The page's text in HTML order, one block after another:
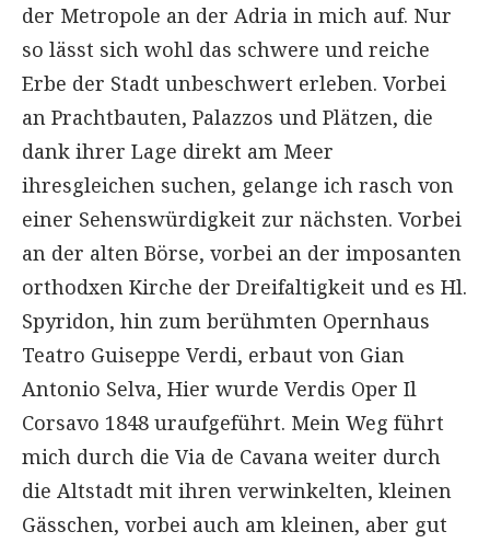
der Metropole an der Adria in mich auf. Nur
so lässt sich wohl das schwere und reiche
Erbe der Stadt unbeschwert erleben. Vorbei
an Prachtbauten, Palazzos und Plätzen, die
dank ihrer Lage direkt am Meer
ihresgleichen suchen, gelange ich rasch von
einer Sehenswürdigkeit zur nächsten. Vorbei
an der alten Börse, vorbei an der imposanten
orthodxen Kirche der Dreifaltigkeit und es Hl.
Spyridon, hin zum berühmten Opernhaus
Teatro Guiseppe Verdi, erbaut von Gian
Antonio Selva, Hier wurde Verdis Oper Il
Corsavo 1848 uraufgeführt. Mein Weg führt
mich durch die Via de Cavana weiter durch
die Altstadt mit ihren verwinkelten, kleinen
Gässchen, vorbei auch am kleinen, aber gut